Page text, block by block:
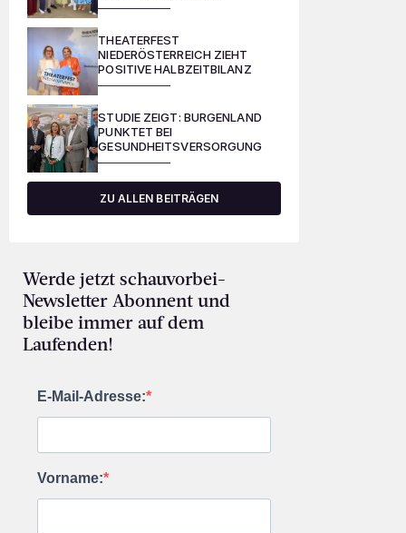
THEATERFEST
NIEDERÖSTERREICH ZIEHT
POSITIVE HALBZEITBILANZ
STUDIE ZEIGT: BURGENLAND
PUNKTET BEI
GESUNDHEITSVERSORGUNG
ZU ALLEN BEITRÄGEN
Werde jetzt schauvorbei-
Newsletter Abonnent und
bleibe immer auf dem
Laufenden!
E-Mail-Adresse:
Vorname: